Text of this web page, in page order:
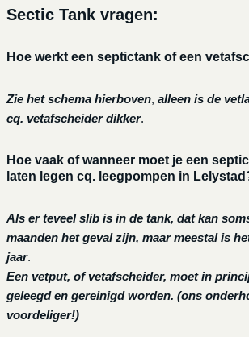
Sectic Tank vragen:
Hoe werkt een septictank of een
Zie het schema hierboven, alleen is de
cq. vetafscheider dikker.
Hoe vaak of wanneer moet je een
laten legen cq. leegpompen in
Als er teveel slib is in de tank, dat kan
maanden het geval zijn, maar meestal is
jaar.
Een vetput, of vetafscheider, moet in
geleegd en gereinigd worden. (ons
voordeliger!)